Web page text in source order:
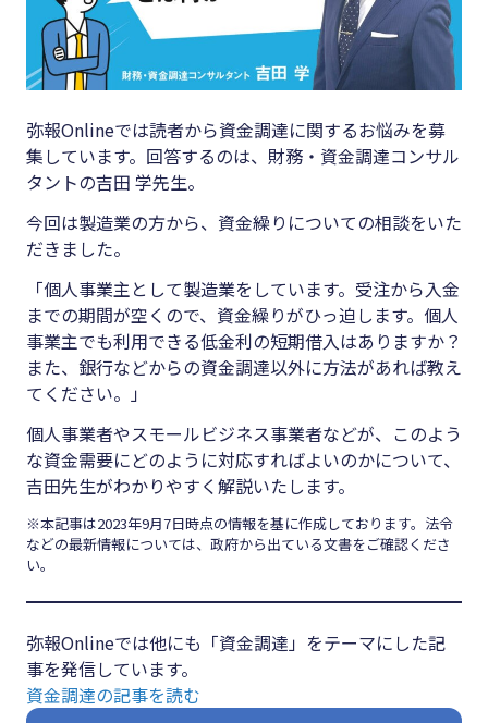
#資金調達
#DX
#採用
#人材育成
#店舗経営
無料で会計ソフトを試す
#採用
#人材育
#店舗経
#クラブ
オフ
弥報Onlineでは読者から資金調達に関するお悩みを募
集しています。回答するのは、財務・資金調達コンサル
タントの吉田 学先生。
今回は製造業の方から、資金繰りについての相談をいた
だきました。
「個人事業主として製造業をしています。受注から入金
までの期間が空くので、資金繰りがひっ迫します。個人
事業主でも利用できる低金利の短期借入はありますか？
また、銀行などからの資金調達以外に方法があれば教え
てください。」
個人事業者やスモールビジネス事業者などが、このよう
な資金需要にどのように対応すればよいのかについて、
吉田先生がわかりやすく解説いたします。
※本記事は2023年9月7日時点の情報を基に作成しております。法令
などの最新情報については、政府から出ている文書をご確認くださ
い。
弥報Onlineでは他にも「資金調達」をテーマにした記
事を発信しています。
資金調達の記事を読む